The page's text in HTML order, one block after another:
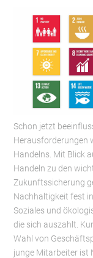
Schon jetzt
Herausforderungen
Handelns. Mit Blick
Handeln zu den
Zukunftssicherung
Nachhaltigkeit fest
Soziales und
die sich auszahlt.
Wahl von
junge Mitarbeiter ist